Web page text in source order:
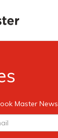
Master News